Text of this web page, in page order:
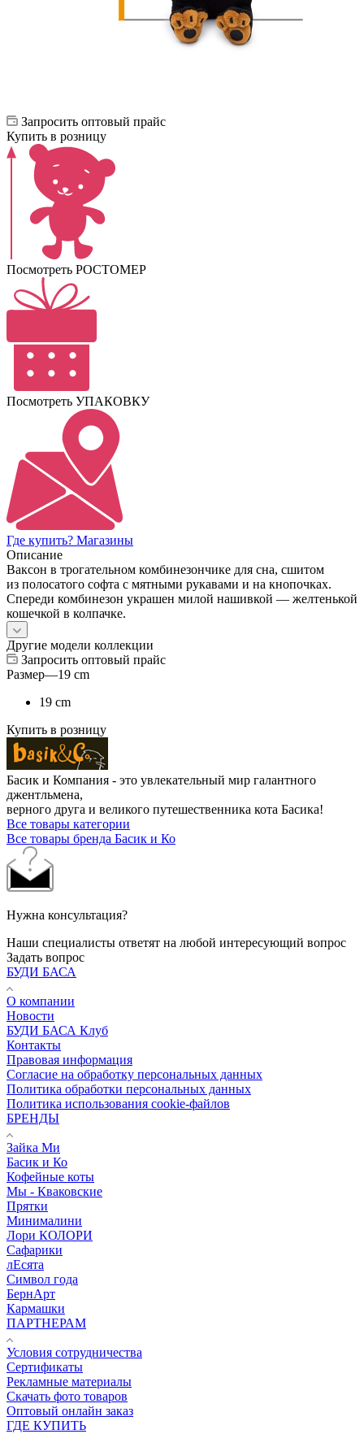
Запросить оптовый прайс
Купить в розницу
Посмотреть РОСТОМЕР
Посмотреть УПАКОВКУ
Где купить? Магазины
Описание
Ваксон в трогательном комбинезончике для сна, сшитом
из полосатого софта с мятными рукавами и на кнопочках.
Спереди комбинезон украшен милой нашивкой — желтенькой
кошечкой в колпачке.
Другие модели коллекции
Запросить оптовый прайс
Размер—19 cm
19 cm
Купить в розницу
Басик и Компания - это увлекательный мир галантного
джентльмена,
верного друга и великого путешественника кота Басика!
Все товары категории
Все товары бренда Басик и Ко
Нужна консультация?
Наши специалисты ответят на любой интересующий вопрос
Задать вопрос
БУДИ БАСА
О компании
Новости
БУДИ БАСА Клуб
Контакты
Правовая информация
Согласие на обработку персональных данных
Политика обработки персональных данных
Политика использования cookie-файлов
БРЕНДЫ
Зайка Ми
Басик и Ко
Кофейные коты
Мы - Кваковские
Прятки
Минималини
Лори КОЛОРИ
Сафарики
лЕсята
Символ года
БернАрт
Кармашки
ПАРТНЕРАМ
Условия сотрудничества
Сертификаты
Рекламные материалы
Скачать фото товаров
Оптовый онлайн заказ
ГДЕ КУПИТЬ